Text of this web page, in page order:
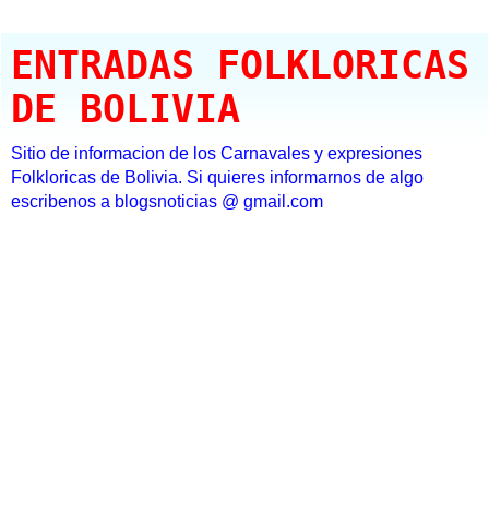
ENTRADAS FOLKLORICAS
DE BOLIVIA
Sitio de informacion de los Carnavales y expresiones
Folkloricas de Bolivia. Si quieres informarnos de algo
escribenos a blogsnoticias @ gmail.com